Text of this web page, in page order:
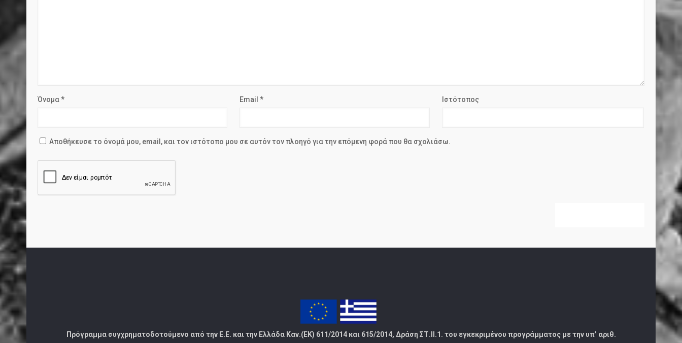
Όνομα* Email* Ιστότοπος
Αποθήκευσε το όνομά μου, email, και τον ιστότοπο μου σε αυτόν τον πλοηγό για την επόμενη φορά που θα σχολιάσω.
Πρόγραμμα συγχρηματοδοτούμενο από την Ε.Ε. και την Ελλάδα Καν.(ΕΚ) 611/2014 και 615/2014, Δράση ΣΤ.ΙΙ.1. του εγκεκριμένου προγράμματος με την υπ’ αριθ.